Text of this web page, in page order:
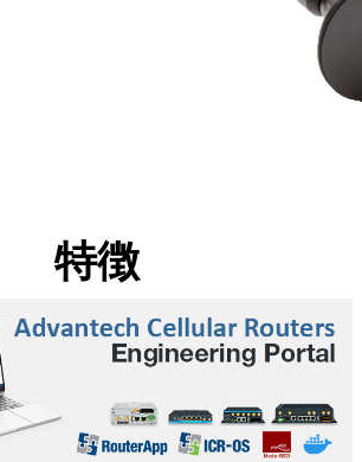
特徴